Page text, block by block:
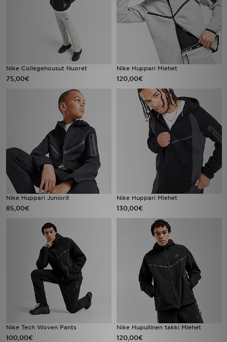
Nike Collegehousut Nuoret
75,00€
Nike Huppari Miehet
120,00€
Nike Huppari Juniorit
85,00€
Nike Huppari Miehet
130,00€
Nike Tech Woven Pants
100,00€
Nike Hupullinen takki Miehet
120,00€